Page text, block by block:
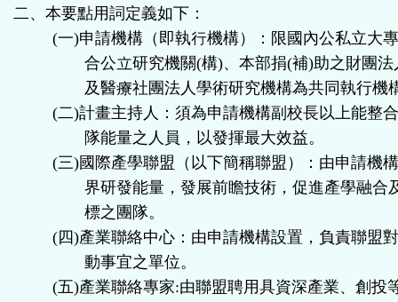
二、本要點用詞定義如下：
(一)申請機構（即執行機構）：限國內公私立大
合公立研究機關(構)、本部捐(補)助之財團
及醫療社團法人學術研究機構為共同執行機
(二)計畫主持人：須為申請機構副校長以上能整
隊能量之人員，以發揮最大效益。
(三)國際產學聯盟（以下簡稱聯盟）：由申請機
界研發能量，發展前瞻技術，促進產學融合
標之團隊。
(四)產業聯絡中心：由申請機構設置，負責聯盟
動事宜之單位。
(五)產業聯絡專家:由聯盟聘用具資深產業、創投